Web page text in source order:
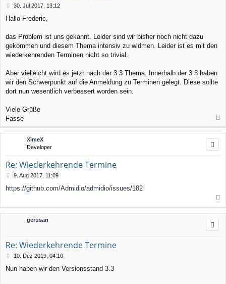
B
i
r
a
30. Jul 2017, 13:12
Hallo Frederic,
das Problem ist uns gekannt. Leider sind wir bisher noch nicht dazu
gekommen und diesem Thema intensiv zu widmen. Leider ist es mit den
wiederkehrenden Terminen nicht so trivial.
Aber vielleicht wird es jetzt nach der 3.3 Thema. Innerhalb der 3.3 haben
wir den Schwerpunkt auf die Anmeldung zu Terminen gelegt. Diese sollte
dort nun wesentlich verbessert worden sein.
Viele Grüße
Fasse
c
XimeX
Developer
Re: Wiederkehrende Termine
B
i
a
9. Aug 2017, 11:09
https://github.com/Admidio/admidio/issues/182
a
c
gerusan
Re: Wiederkehrende Termine
B
i
10. Dez 2019, 04:10
Nun haben wir den Versionsstand 3.3